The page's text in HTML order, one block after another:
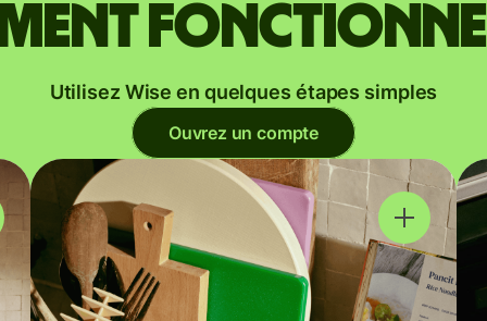
fonctionne
Utilisez Wise en quelques étapes simples
Ouvrez un compte